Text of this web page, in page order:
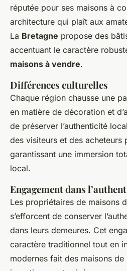
réputée pour ses maisons à
architecture qui plaît aux
La Bretagne propose des
accentuant le caractère
maisons à vendre.
Différences culturelles
Chaque région chausse une
en matière de décoration et
de préserver l’authenticité
des visiteurs et des acheteurs
garantissant une immersion
local.
Engagement dans
Les propriétaires de maisons
s’efforcent de conserver
dans leurs demeures. Cet
caractère traditionnel tout en
modernes fait des maisons de